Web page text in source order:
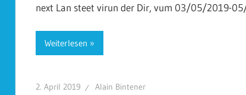
next Lan steet virun der Dir, vum 03/05/2019-
Weiterlesen
2. April 2019 Alain Bintener